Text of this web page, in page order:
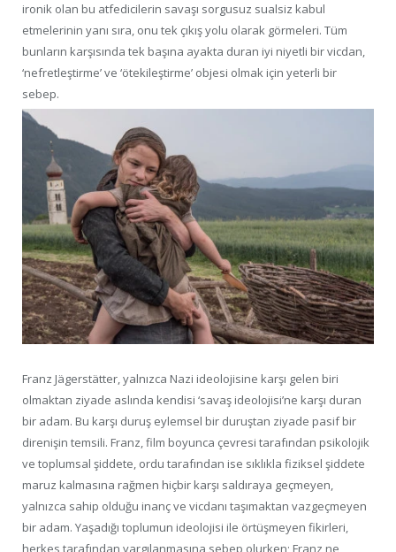
ironik olan bu atfedicilerin savaşı sorgusuz sualsiz kabul
etmelerinin yanı sıra, onu tek çıkış yolu olarak görmeleri. Tüm
bunların karşısında tek başına ayakta duran iyi niyetli bir vicdan,
‘nefretleştirme’ ve ‘ötekileştirme’ objesi olmak için yeterli bir
sebep.
Franz Jägerstätter, yalnızca Nazi ideolojisine karşı gelen biri
olmaktan ziyade aslında kendisi ‘savaş ideolojisi’ne karşı duran
bir adam. Bu karşı duruş eylemsel bir duruştan ziyade pasif bir
direnişin temsili. Franz, film boyunca çevresi tarafından psikolojik
ve toplumsal şiddete, ordu tarafından ise sıklıkla fiziksel şiddete
maruz kalmasına rağmen hiçbir karşı saldıraya geçmeyen,
yalnızca sahip olduğu inanç ve vicdanı taşımaktan vazgeçmeyen
bir adam. Yaşadığı toplumun ideolojisi ile örtüşmeyen fikirleri,
herkes tarafından yargılanmasına sebep olurken; Franz ne